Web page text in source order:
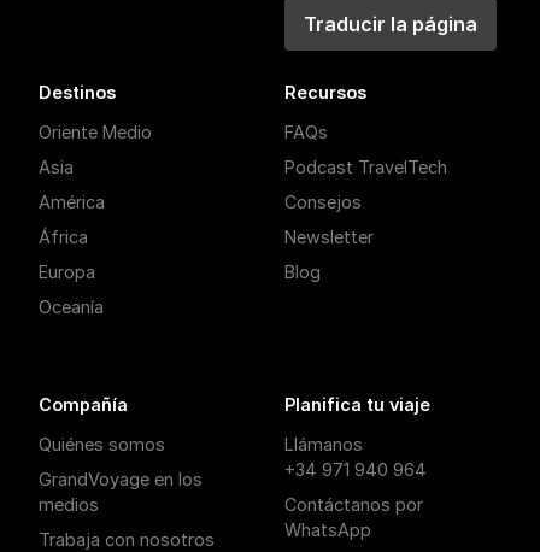
Traducir la página
Destinos
Oriente Medio
Asia
América
África
Europa
Oceanía
Recursos
FAQs
Podcast TravelTech
Consejos
Newsletter
Blog
Compañía
Quiénes somos
GrandVoyage en los
medios
Trabaja con nosotros
Planifica tu viaje
Llámanos
+34 971 940 964
Contáctanos por
WhatsApp